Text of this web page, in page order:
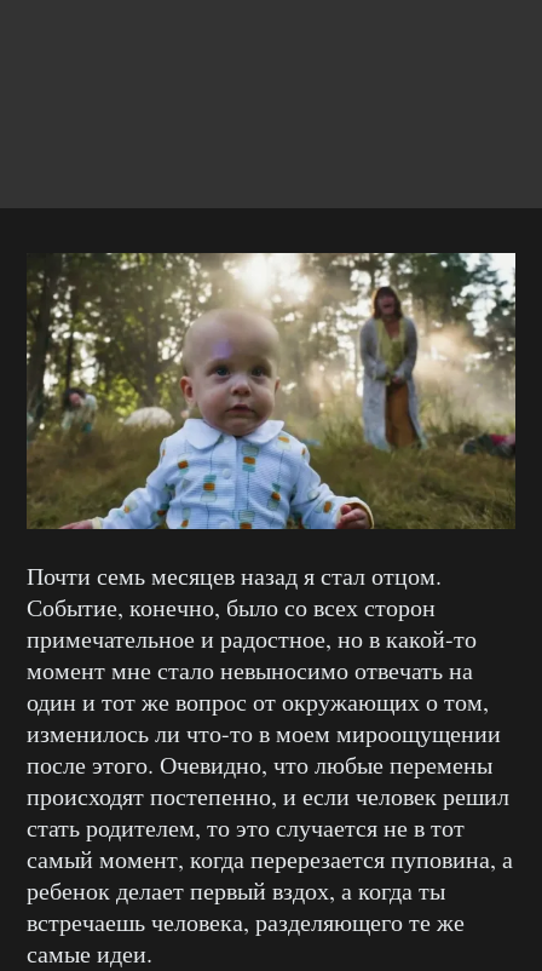
Почти семь месяцев назад я стал отцом.
Событие, конечно, было со всех сторон
примечательное и радостное, но в какой-то
момент мне стало невыносимо отвечать на
один и тот же вопрос от окружающих о том,
изменилось ли что-то в моем мироощущении
после этого. Очевидно, что любые перемены
происходят постепенно, и если человек решил
стать родителем, то это случается не в тот
самый момент, когда перерезается пуповина, а
ребенок делает первый вздох, а когда ты
встречаешь человека, разделяющего те же
самые идеи.